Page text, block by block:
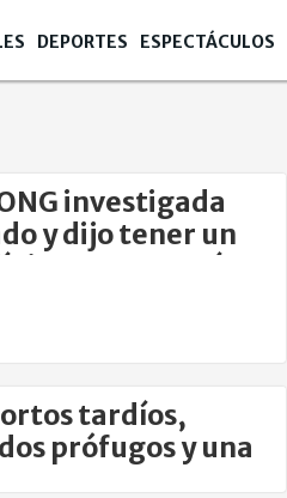
DEPORTES ESPECTÁCULOS
investigada
y dijo tener un
Santa María
tardíos,
prófugos y una